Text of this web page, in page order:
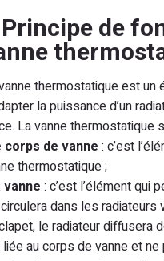
Principe de
thermostatique est un
la puissance d’un
La vanne
corps de vanne : c’est
thermostatique ;
vanne : c’est l’élément qui
dans les
le radiateur diffusera
au corps de vanne et